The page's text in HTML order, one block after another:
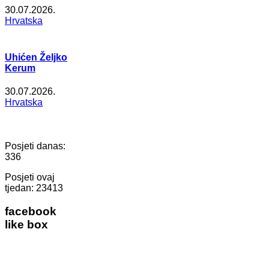
30.07.2026.
Hrvatska
Uhićen Željko
Kerum
30.07.2026.
Hrvatska
Posjeti danas:
336
Posjeti ovaj
tjedan: 23413
facebook
like box